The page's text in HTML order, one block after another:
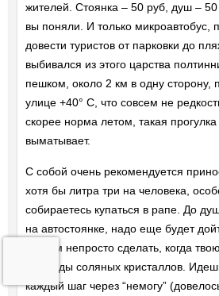
жителей. Стоянка – 50 руб, душ –
вы поняли. И только микроавтобус,
довести туристов от парковки до
выбивался из этого царства
пешком, около 2 км в одну сторону,
улице +40° C, что совсем не
скорее норма летом, такая
выматывает.
С собой очень рекомендуется
хотя бы литра три на человека,
собираетесь купаться в рапе. До
на автостоянке, надо еще будет
совсем непросто сделать, когда
мириады соляных кристаллов.
каждый шаг через “немогу”